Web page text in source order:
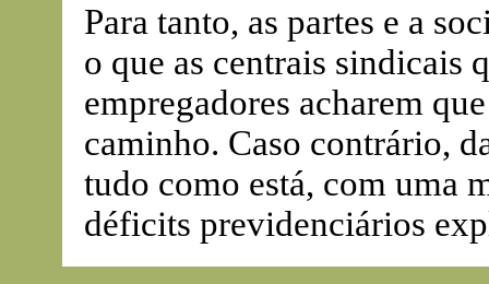
Para tanto, as partes e a
o que as centrais sindicais
empregadores acharem
caminho. Caso contrário,
tudo como está, com uma
déficits previdenciários